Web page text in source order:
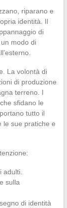
riparano e
identità. Il
di
modo di
La volontà di
di produzione
terreno. I
sfidano le
tutto il
le sue pratiche e
adulti.
sulla
di identità